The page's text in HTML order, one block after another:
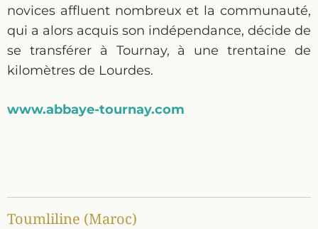
novices affluent nombreux et la communauté,
qui a alors acquis son indépendance, décide de
se transférer à Tournay, à une trentaine de
kilomètres de Lourdes.
www.abbaye-tournay.com
Toumliline (Maroc)